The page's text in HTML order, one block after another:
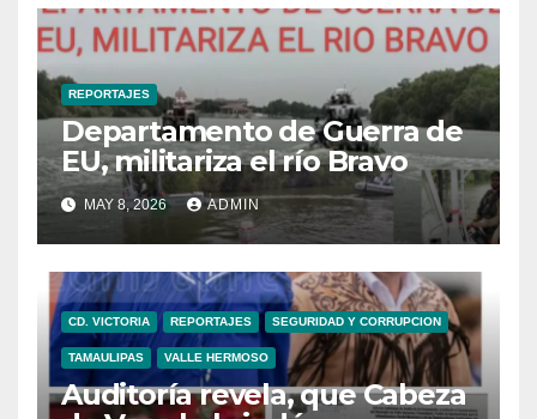
REPORTAJES
Departamento de Guerra de
EU, militariza el río Bravo
MAY 8, 2026 ADMIN
CD. VICTORIA REPORTAJES SEGURIDAD Y CORRUPCION
TAMAULIPAS VALLE HERMOSO
Auditoría revela, que Cabeza